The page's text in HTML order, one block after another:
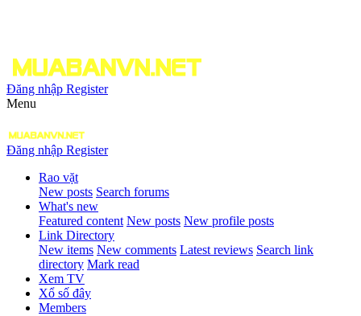
Đăng nhập Register
Menu
Đăng nhập Register
Rao vặt
New posts Search forums
What's new
Featured content New posts New profile posts
Link Directory
New items New comments Latest reviews Search link
directory Mark read
Xem TV
Xổ số đây
Members